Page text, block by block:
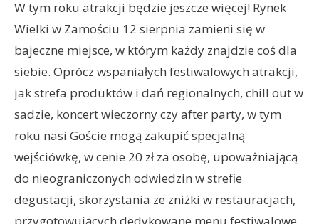
W tym roku atrakcji będzie jeszcze więcej! Rynek
Wielki w Zamościu 12 sierpnia zamieni się w
bajeczne miejsce, w którym każdy znajdzie coś dla
siebie. Oprócz wspaniałych festiwalowych atrakcji,
jak strefa produktów i dań regionalnych, chill out w
sadzie, koncert wieczorny czy after party, w tym
roku nasi Goście mogą zakupić specjalną
wejściówkę, w cenie 20 zł za osobę, upoważniającą
do nieograniczonych odwiedzin w strefie
degustacji, skorzystania ze zniżki w restauracjach,